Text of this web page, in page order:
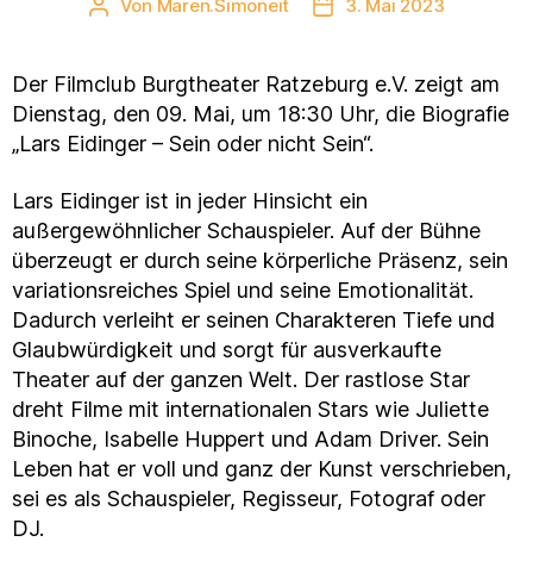
Beitragsautor
Von Maren.Simoneit Veröffentlichungsdatum
3. Mai 2023
Der Filmclub Burgtheater Ratzeburg e.V. zeigt am
Dienstag, den 09. Mai, um 18:30 Uhr, die Biografie
„Lars Eidinger – Sein oder nicht Sein“.
Lars Eidinger ist in jeder Hinsicht ein
außergewöhnlicher Schauspieler. Auf der Bühne
überzeugt er durch seine körperliche Präsenz, sein
variationsreiches Spiel und seine Emotionalität.
Dadurch verleiht er seinen Charakteren Tiefe und
Glaubwürdigkeit und sorgt für ausverkaufte
Theater auf der ganzen Welt. Der rastlose Star
dreht Filme mit internationalen Stars wie Juliette
Binoche, Isabelle Huppert und Adam Driver. Sein
Leben hat er voll und ganz der Kunst verschrieben,
sei es als Schauspieler, Regisseur, Fotograf oder
DJ.